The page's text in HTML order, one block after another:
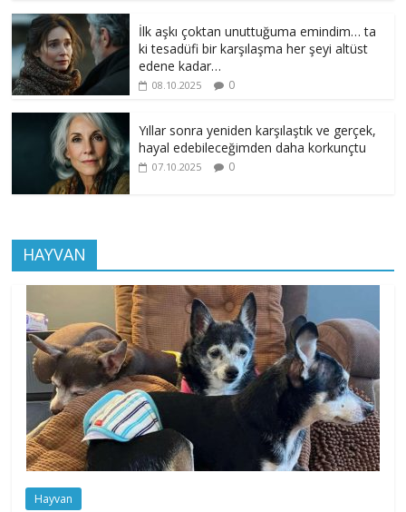
İlk aşkı çoktan unuttuğuma emindim… ta
ki tesadüfi bir karşılaşma her şeyi altüst
edene kadar…
08.10.2025 0
Yıllar sonra yeniden karşılaştık ve gerçek,
hayal edebileceğimden daha korkunçtu
07.10.2025 0
HAYVAN
Hayvan